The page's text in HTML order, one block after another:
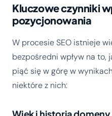
Kluczowe czynniki
pozycjonowania
W procesie SEO istnieje
bezpośredni wpływ na to,
piąć się w górę w
niektóre z nich: